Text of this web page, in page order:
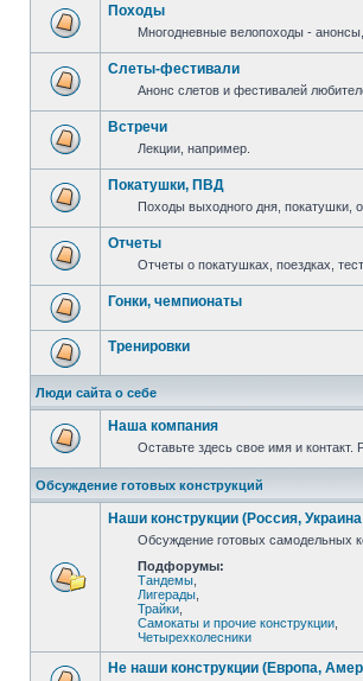
Походы
Многодневные велопоходы -
Слеты-фестивали
Анонс слетов и фестивалей
Встречи
Лекции, например.
Покатушки, ПВД
Походы выходного дня, покатушки,
Отчеты
Отчеты о покатушках, поездках,
Гонки, чемпионаты
Тренировки
Люди сайта о себе
Наша компания
Оставьте здесь свое имя и
Обсуждение готовых конструкций
Наши конструкции (Россия,
Обсуждение готовых самодельных
Подфорумы:
Тандемы
Лигерады
Трайки
Самокаты и прочие конструкции
Четырехколесники
Не наши конструкции (Европа,